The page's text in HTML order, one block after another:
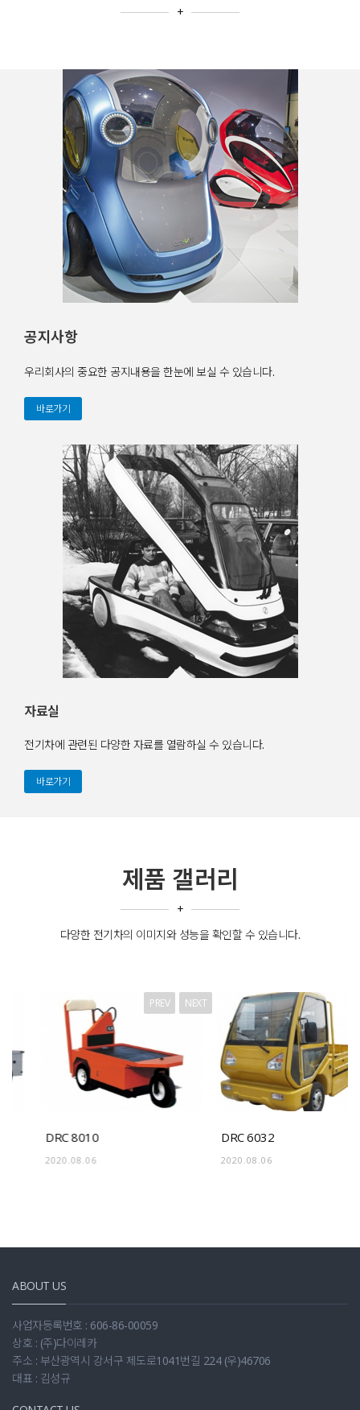
+
공지사항
우리회사의 중요한 공지내용을 한눈에 보실 수 있습니다.
바로가기
자료실
전기차에 관련된 다양한 자료를 열람하실 수 있습니다.
바로가기
제품 갤러리
+
다양한 전기차의 이미지와 성능을 확인할 수 있습니다.
DRC 8010
2020.08.06
DRC 6032
2020.08.06
PREV NEXT
ABOUT US
사업자등록번호 : 606-86-00059
상호 : (주)다이레카
주소 : 부산광역시 강서구 제도로1041번길 224 (우)46706
대표 : 김성규